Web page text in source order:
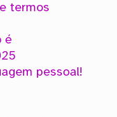
termos
é
pessoal!